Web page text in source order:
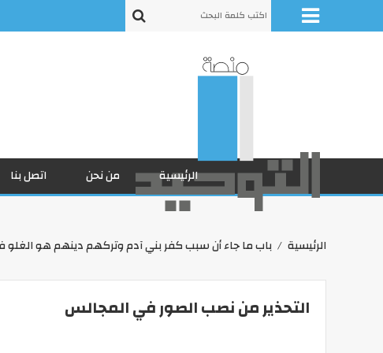
الرئيسية من نحن اتصل بنا
الرئيسية باب ما جاء أن سبب كفر بني آدم وتركهم دينهم هو الغلو
التحذير من نصب الصور في المجالس